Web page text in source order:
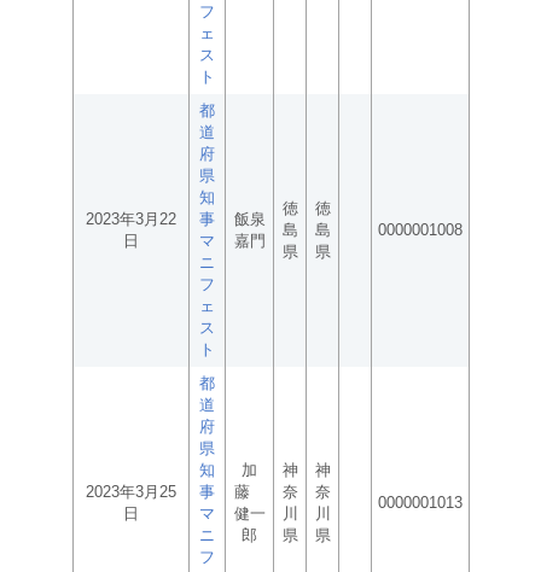
フ
ェ
ス
ト
2023年3月22
日
都
道
府
県
知
事
マ
ニ
フ
ェ
ス
ト
飯泉
嘉門
徳
島
県
徳
島
県
0000001008
2023年3月25
日
都
道
府
県
知
事
マ
ニ
フ
加
藤
健一
郎
神
奈
川
県
神
奈
川
県
0000001013